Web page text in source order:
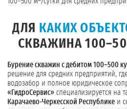
ДЛЯ КАКИХ
СКВАЖИНА
Бурение скважин с дебитом 100–500
решение для средних предприятий,
водозабор и полное юридическое
«ГидроСервис» специализируется на
Карачаево-Черкесской Республике и